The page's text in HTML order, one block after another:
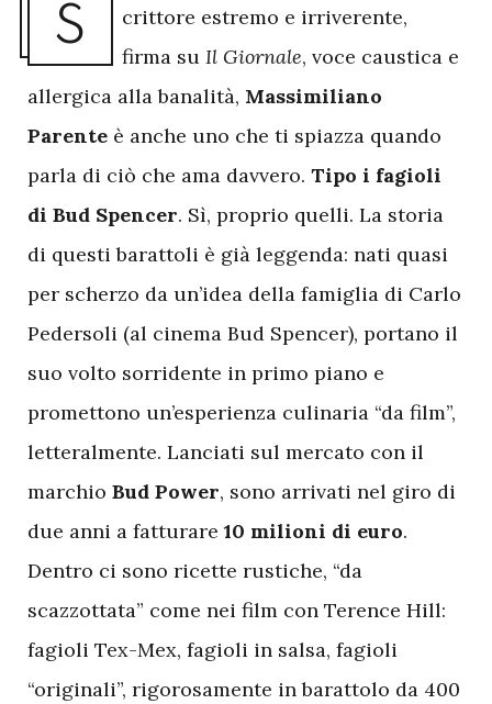
S
crittore estremo e irriverente,
firma su Il Giornale, voce caustica e
allergica alla banalità, Massimiliano
Parente è anche uno che ti spiazza quando
parla di ciò che ama davvero. Tipo i fagioli
di Bud Spencer. Sì, proprio quelli. La storia
di questi barattoli è già leggenda: nati quasi
per scherzo da un’idea della famiglia di Carlo
Pedersoli (al cinema Bud Spencer), portano il
suo volto sorridente in primo piano e
promettono un’esperienza culinaria “da film”,
letteralmente. Lanciati sul mercato con il
marchio Bud Power, sono arrivati nel giro di
due anni a fatturare 10 milioni di euro.
Dentro ci sono ricette rustiche, “da
scazzottata” come nei film con Terence Hill:
fagioli Tex-Mex, fagioli in salsa, fagioli
“originali”, rigorosamente in barattolo da 400